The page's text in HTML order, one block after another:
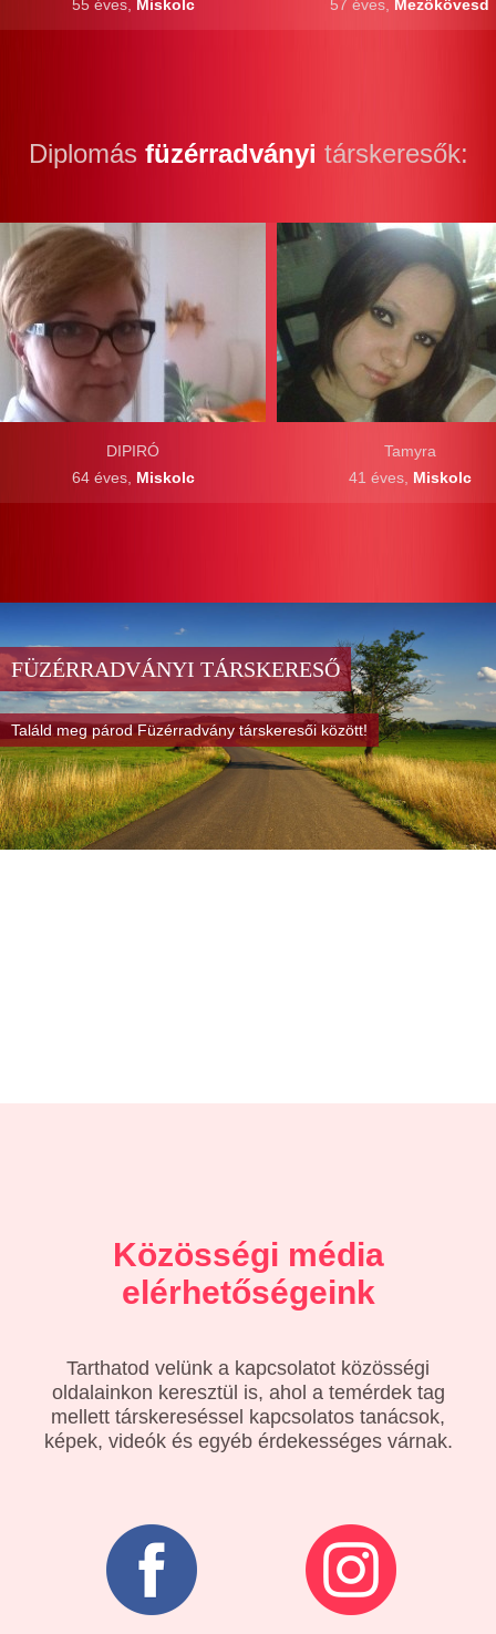
57 éves, Mezőkövesd
55 éves, Miskolc
Diplomás füzérradványi társkeresők:
DIPIRÓ
64 éves, Miskolc
Tamyra
41 éves, Miskolc
FÜZÉRRADVÁNYI TÁRSKERESŐ
Találd meg párod Füzérradvány társkeresői között!
Közösségi média
elérhetőségeink
Tarthatod velünk a kapcsolatot közösségi
oldalainkon keresztül is, ahol a temérdek tag
mellett társkereséssel kapcsolatos tanácsok,
képek, videók és egyéb érdekességes várnak.